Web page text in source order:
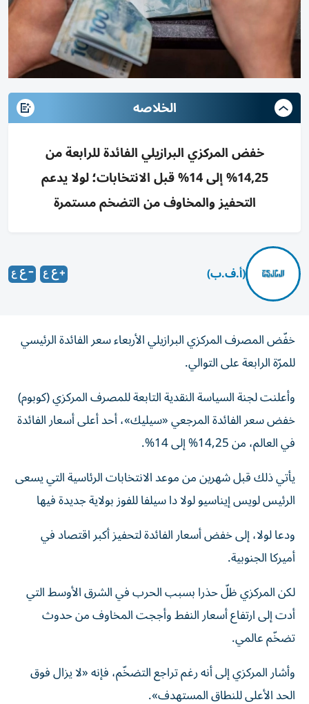
الخلاصه
خفض المركزي البرازيلي الفائدة للرابعة من
14,25% إلى 14% قبل الانتخابات؛ لولا يدعم
التحفيز والمخاوف من التضخم مستمرة
(أ.ف.ب)
خفّض المصرف المركزي البرازيلي الأربعاء سعر الفائدة الرئيسي
للمرّة الرابعة على التوالي.
وأعلنت لجنة السياسة النقدية التابعة للمصرف المركزي (كوبوم)
خفض سعر الفائدة المرجعي «سيليك»، أحد أعلى أسعار الفائدة
في العالم، من 14,25% إلى 14%.
يأتي ذلك قبل شهرين من موعد الانتخابات الرئاسية التي يسعى
الرئيس لويس إيناسيو لولا دا سيلفا للفوز بولاية جديدة فيها
ودعا لولا، إلى خفض أسعار الفائدة لتحفيز أكبر اقتصاد في
أميركا الجنوبية.
لكن المركزي ظلّ حذرا بسبب الحرب في الشرق الأوسط التي
أدت إلى ارتفاع أسعار النفط وأججت المخاوف من حدوث
تضخّم عالمي.
وأشار المركزي إلى أنه رغم تراجع التضخّم، فإنه «لا يزال فوق
الحد الأعلى للنطاق المستهدف».